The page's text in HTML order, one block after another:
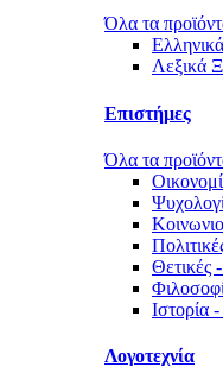
Όλα τα
Λεξικά
Επιστήμες
Όλα τα
Θετικές
Ιστορία
Λογοτεχνία